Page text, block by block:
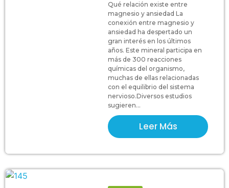
Qué relación existe entre
magnesio y ansiedad La
conexión entre magnesio y
ansiedad ha despertado un
gran interés en los últimos
años. Este mineral participa en
más de 300 reacciones
químicas del organismo,
muchas de ellas relacionadas
con el equilibrio del sistema
nervioso.Diversos estudios
sugieren...
Leer Más